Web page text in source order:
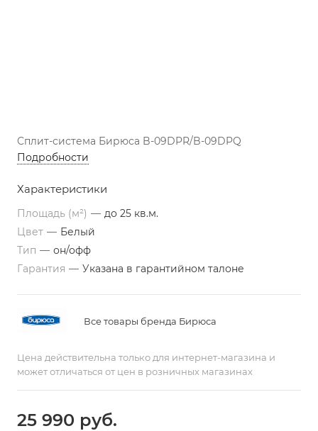
Сплит-система Бирюса B-09DPR/B-09DPQ
Подробности
Характеристики
Площадь (м²) — до 25 кв.м.
Цвет — Белый
Тип — он/офф
Гарантия — Указана в гарантийном талоне
Все товары бренда Бирюса
Цена действительна только для интернет-магазина и
может отличаться от цен в розничных магазинах
25 990 руб.